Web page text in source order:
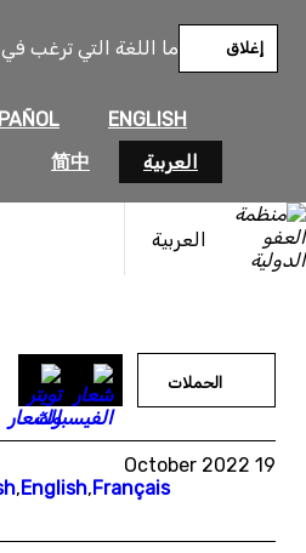
ما اللغة التي ترغب
ENGLISH
العربية
简中
إغلاق
العربية
المحتوى
الحملات
19 October 2022
,English,Français